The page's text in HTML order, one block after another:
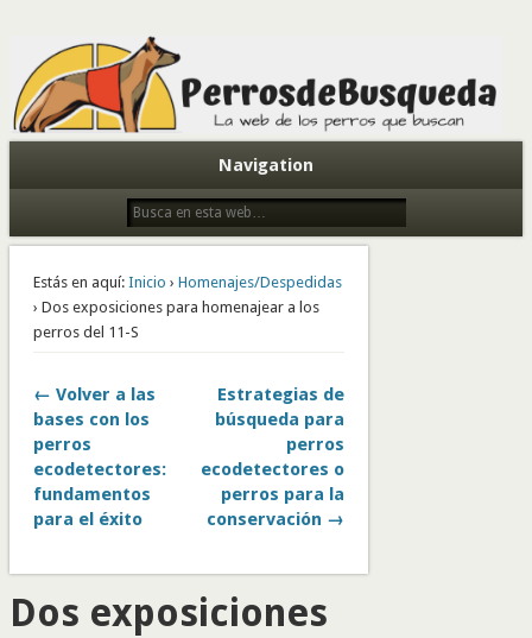
Todo sobre perros de búsqueda y detectores
Navigation
Estás en aquí: Inicio › Homenajes/Despedidas
› Dos exposiciones para homenajear a los
perros del 11-S
← Volver a las
bases con los
perros
ecodetectores:
fundamentos
para el éxito
Estrategias de
búsqueda para
perros
ecodetectores o
perros para la
conservación →
Dos exposiciones